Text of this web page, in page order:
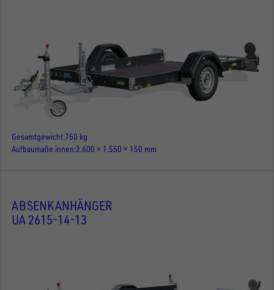
Gesamtgewicht 750 kg
Aufbaumaße innen 2.600 × 1.550 × 150 mm
ABSENKANHÄNGER
UA 2615-14-13